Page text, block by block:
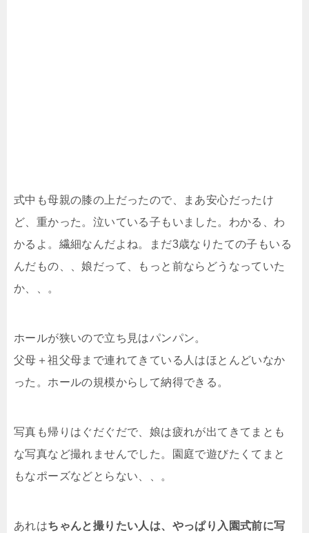
式中も母親の膝の上だったので、まあ安心だったけ
ど、重かった。泣いている子もいました。わかる、わ
かるよ。繊細なんだよね。まだ3歳なりたての子もいる
んだもの、、娘だって、もっと前ならどうなっていた
か、、。
ホールが狭いので立ち見はパンパン。
父母＋祖父母まで連れてきている人はほとんどいなか
った。ホールの規模からして納得できる。
写真も帰りはぐだぐだで、娘は疲れが出てきてまとも
な写真など撮れませんでした。園庭で遊びたくてまと
もなポーズなどとらない、、。
あれはちゃんと撮りたい人は、やっぱり入園式前に写